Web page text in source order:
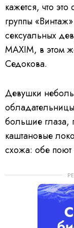
кажется, что
группы
сексуальных
MAXIM, в этом
Седокова.
Девушки
большие глаза,
каштановые
схожа: обе